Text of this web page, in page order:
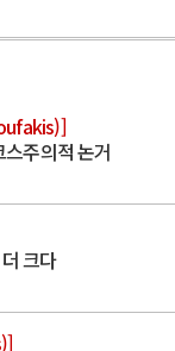
주의적 논거
크다